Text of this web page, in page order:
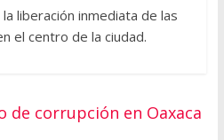
liberación inmediata de las
el centro de la ciudad.
corrupción en Oaxaca